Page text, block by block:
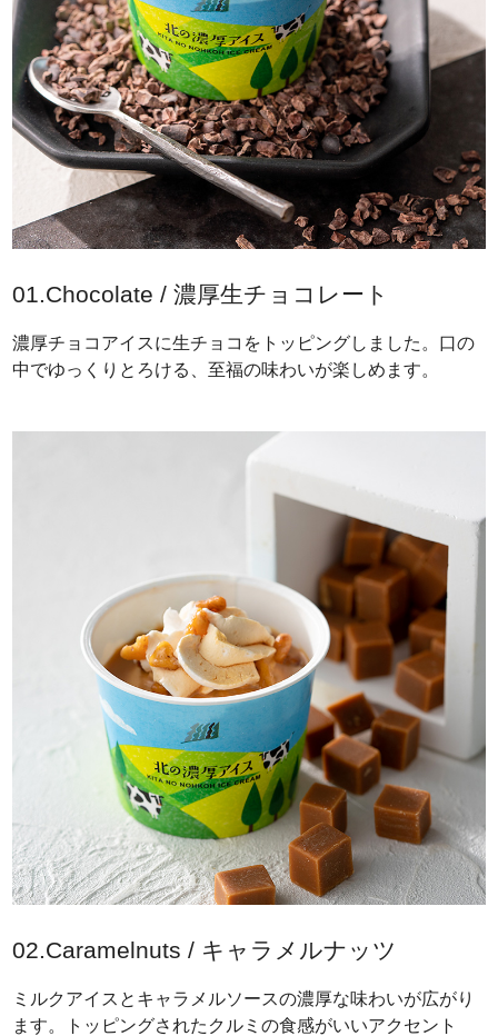
01.Chocolate / 濃厚生チョコレート
濃厚チョコアイスに生チョコをトッピングしました。口の
中でゆっくりとろける、至福の味わいが楽しめます。
02.Caramelnuts / キャラメルナッツ
ミルクアイスとキャラメルソースの濃厚な味わいが広がり
ます。トッピングされたクルミの食感がいいアクセント